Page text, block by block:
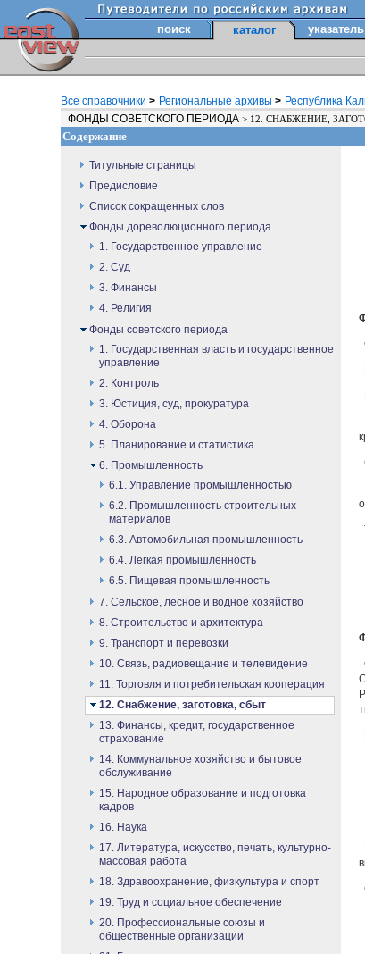
поиск каталог указатель
Все справочники > Региональные архивы > Республика
ФОНДЫ СОВЕТСКОГО ПЕРИОДА >12. СНАБЖЕНИЕ,
Содержание
Титульные страницы
Предисловие
Список сокращенных слов
Фонды дореволюционного периода
1. Государственное управление
2. Суд
3. Финансы
4. Религия
Фонды советского периода
1. Государственная власть и государственное
управление
2. Контроль
3. Юстиция, суд, прокуратура
4. Оборона
5. Планирование и статистика
6. Промышленность
6.1. Управление промышленностью
6.2. Промышленность строительных
материалов
6.3. Автомобильная промышленность
6.4. Легкая промышленность
6.5. Пищевая промышленность
7. Сельское, лесное и водное хозяйство
8. Строительство и архитектура
9. Транспорт и перевозки
10. Связь, радиовещание и телевидение
11. Торговля и потребительская кооперация
12. Снабжение, заготовка, сбыт
13. Финансы, кредит, государственное
страхование
14. Коммунальное хозяйство и бытовое
обслуживание
15. Народное образование и подготовка
кадров
16. Наука
17. Литература, искусство, печать, культурно-
массовая работа
18. Здравоохранение, физкультура и спорт
19. Труд и социальное обеспечение
20. Профессиональные союзы и
общественные организации